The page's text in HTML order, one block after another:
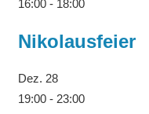
16:00- 18:00
Nikolausfeier
Dez. 28
19:00- 23:00